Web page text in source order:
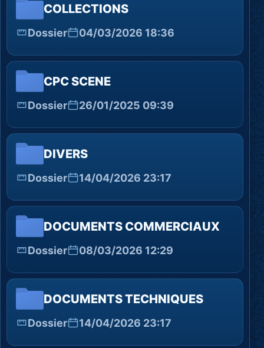
COLLECTIONS
Dossier 04/03/2026 18:36
CPC SCENE
Dossier 26/01/2025 09:39
DIVERS
Dossier 14/04/2026 23:17
DOCUMENTS COMMERCIAUX
Dossier 08/03/2026 12:29
DOCUMENTS TECHNIQUES
Dossier 14/04/2026 23:17